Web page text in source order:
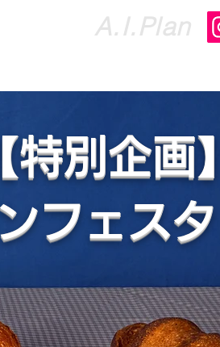
​A.I.Plan
特別企画】
フェスタ